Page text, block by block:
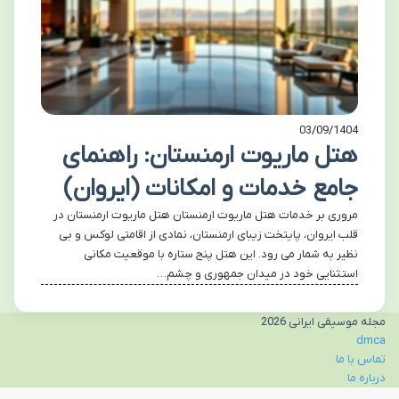
03/09/1404
هتل ماریوت ارمنستان: راهنمای
جامع خدمات و امکانات (ایروان)
مروری بر خدمات هتل ماریوت ارمنستان هتل ماریوت ارمنستان در
قلب ایروان، پایتخت زیبای ارمنستان، نمادی از اقامتی لوکس و بی
نظیر به شمار می رود. این هتل پنج ستاره با موقعیت مکانی
استثنایی خود در میدان جمهوری و چشم…
مجله موسیقی ایرانی 2026
dmca
تماس با ما
درباره ما